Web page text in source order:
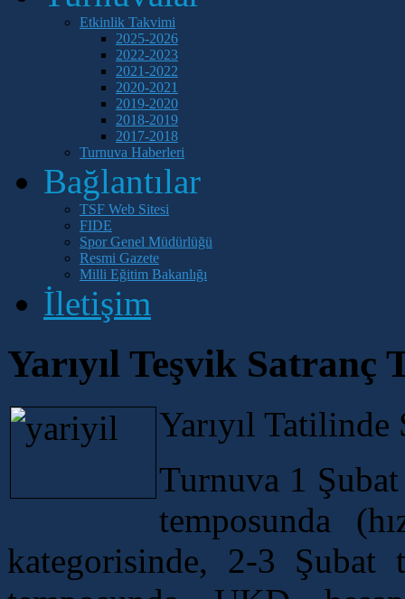
Etkinlik Takvimi
2025-2026
2022-2023
2021-2022
2020-2021
2019-2020
2018-2019
2017-2018
Turnuva Haberleri
Bağlantılar
TSF Web Sitesi
FIDE
Spor Genel Müdürlüğü
Resmi Gazete
Milli Eğitim Bakanlığı
İletişim
Yarıyıl Teşvik Satranç
Yarıyıl Tatilinde
Turnuva 1
temposunda
kategorisinde, 2-3